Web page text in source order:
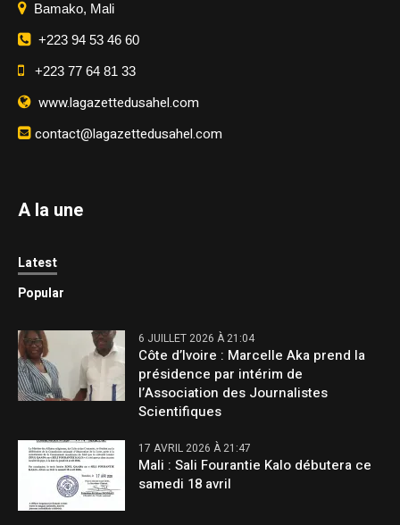
Bamako, Mali
+223 94 53 46 60
+223 77 64 81 33
www.lagazettedusahel.com
contact@lagazettedusahel.com
A la une
Latest
Popular
6 JUILLET 2026 À 21:04
Côte d’Ivoire : Marcelle Aka prend la
présidence par intérim de
l’Association des Journalistes
Scientifiques
17 AVRIL 2026 À 21:47
Mali : Sali Fourantie Kalo débutera ce
samedi 18 avril